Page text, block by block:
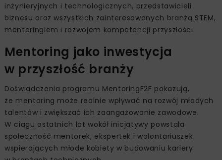
inżynieryjnych i technologicznych, przedstawicieli
biznesu oraz wszystkich zainteresowanych branżą STEM,
mentoringiem i rozwojem kompetencji przyszłości.
Mentoring jako inwestycja
w przyszłość branży
Doświadczenia programu MentoringF2F pokazują,
że mentoring może realnie wpływać na rozwój młodych
talentów i zwiększać ich zaangażowanie zawodowe.
W ciągu ostatnich lat wokół inicjatywy powstała
społeczność mentorek, ekspertek i wolontariuszek
wspierających młode kobiety w budowaniu kariery